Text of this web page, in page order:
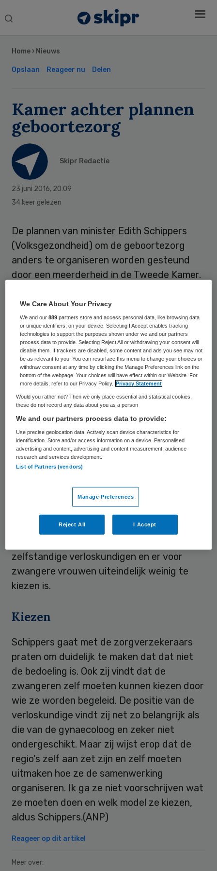
Search
Home › Nieuws
Opslaan Reageer nu Delen
Kamer achter plannen
geboortezorg
Skipr Redactie
23 juni 2016, 20:09
34 keer gelezen
De plannen van minister Edith Schippers
(Volksgezondheid) om de geboortezorg
anders te organiseren worden gesteund
door een meerderheid in de Tweede Kamer.
Dat bleek donderdag tijdens een debat
over de plannen die ervoor moeten zorgen
dat verloskundigen, gynaecologen en
ziekenhuizen beter gaan samenwerken om
de babysterfte in Nederland verder omlaag
te krijgen. Samenwerkingsverbanden
worden vanaf 2017 op een andere manier
gefinancierd, want dan is er één pot geld
voor alle betrokkenen. Verloskundigen en
gynaecologen kunnen ook kiezen voor de
bestaande aanpak waarbij ze afzonderlijk
worden betaald.
Verloskundigen en patiëntenorganisatie
NPCF zijn bezorgd over de koers, net als
oppositiepartijen SP en GroenLinks. Zij
vrezen dat zorgverzekeraars straks geen
zelfstandige verloskundigen en er voor
zwangere vrouwen uiteindelijk weinig te
kiezen is.
Kiezen
Schippers gaat met de zorgverzekeraars
praten om duidelijk te maken dat dat niet
de bedoeling is. Ook zij vindt dat de
zwangeren zelf moeten kunnen kiezen door
wie ze worden begeleid. De positie van de
verloskundige vindt zij net zo belangrijk als
die van de gynaecoloog en zeker niet
ondergeschikt. Maar zij wijst erop dat de
regio’s zelf aan zet zijn en zelf moeten
uitmaken hoe ze de samenwerking
organiseren. Ik ga ze niet voorschrijven wat
ze moeten doen en welk model ze kiezen,
aldus Schippers.(ANP)
Reageer op dit artikel
Meer over:
Sidebar
We Care About Your Privacy
We and our889 partners store and access personal data, like browsing data
or unique identifiers, on your device. Selecting I Accept enables tracking
technologies to support the purposes shown under we and our partners
process data to provide. Selecting Reject All or withdrawing your consent will
disable them. If trackers are disabled, some content and ads you see may not
be as relevant to you. You can resurface this menu to change your choices or
withdraw consent at any time by clicking the Manage Preferences link on the
bottom of the webpage. Your choices will have effect within our Website. For
more details, refer to our Privacy Policy.
Privacy Statement
Would you rather not? Then we only place essential and statistical cookies,
these do not record any data about you as a person
We and our partners process data to provide:
Use precise geolocation data. Actively scan device characteristics for
identification. Store and/or access information on a device. Personalised
advertising and content, advertising and content measurement, audience
research and services development.
List of Partners (vendors)
Manage Preferences
Reject All I Accept